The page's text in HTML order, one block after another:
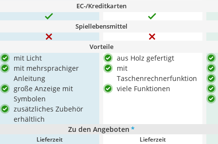
EC-/Kreditkarten
Spiellebensmittel
Vorteile
mit Licht
mit mehrsprachiger
Anleitung
große Anzeige mit
Symbolen
zusätzliches Zubehör
erhältlich
aus Holz gefertigt
mit
Taschenrechnerfunktion
viele Funktionen
Zu den Angeboten *
Lieferzeit Lieferzeit